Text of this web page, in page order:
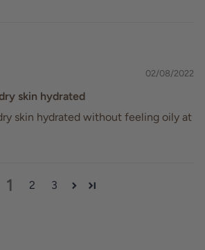
02/08/2022
skin hydrated
skin hydrated without feeling oily at
1 2 3